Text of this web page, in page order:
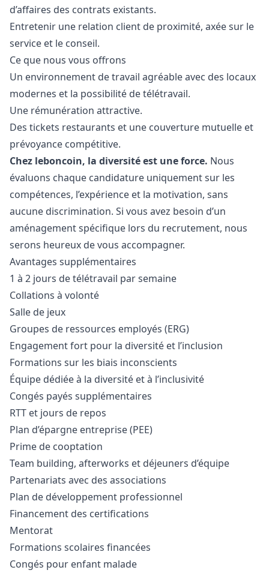
d’affaires des contrats existants.
Entretenir une relation client de proximité, axée sur le
service et le conseil.
Ce que nous vous offrons
Un environnement de travail agréable avec des locaux
modernes et la possibilité de télétravail.
Une rémunération attractive.
Des tickets restaurants et une couverture mutuelle et
prévoyance compétitive.
Chez leboncoin, la diversité est une force. Nous
évaluons chaque candidature uniquement sur les
compétences, l’expérience et la motivation, sans
aucune discrimination. Si vous avez besoin d’un
aménagement spécifique lors du recrutement, nous
serons heureux de vous accompagner.
Avantages supplémentaires
1 à 2 jours de télétravail par semaine
Collations à volonté
Salle de jeux
Groupes de ressources employés (ERG)
Engagement fort pour la diversité et l’inclusion
Formations sur les biais inconscients
Équipe dédiée à la diversité et à l’inclusivité
Congés payés supplémentaires
RTT et jours de repos
Plan d’épargne entreprise (PEE)
Prime de cooptation
Team building, afterworks et déjeuners d’équipe
Partenariats avec des associations
Plan de développement professionnel
Financement des certifications
Mentorat
Formations scolaires financées
Congés pour enfant malade